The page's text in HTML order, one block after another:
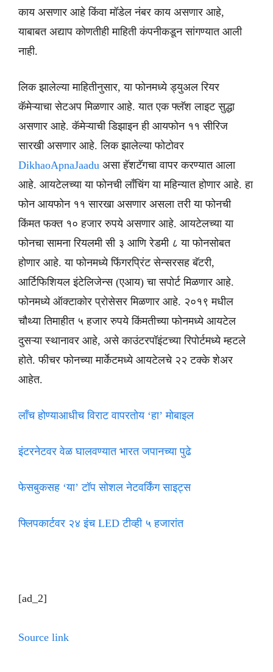
काय असणार आहे किंवा मॉडेल नंबर काय असणार आहे,
याबाबत अद्याप कोणतीही माहिती कंपनीकडून सांगण्यात आली
नाही.
लिक झालेल्या माहितीनुसार, या फोनमध्ये ड्युअल रियर
कॅमेऱ्याचा सेटअप मिळणार आहे. यात एक फ्लॅश लाइट सुद्धा
असणार आहे. कॅमेऱ्याची डिझाइन ही आयफोन ११ सीरिज
सारखी असणार आहे. लिक झालेल्या फोटोवर
DikhaoApnaJaadu असा हॅशटॅगचा वापर करण्यात आला
आहे. आयटेलच्या या फोनची लाँचिंग या महिन्यात होणार आहे. हा
फोन आयफोन ११ सारखा असणार असला तरी या फोनची
किंमत फक्त १० हजार रुपये असणार आहे. आयटेलच्या या
फोनचा सामना रियलमी सी ३ आणि रेडमी ८ या फोनसोबत
होणार आहे. या फोनमध्ये फिंगरप्रिंट सेन्सरसह बॅटरी,
आर्टिफिशियल इंटेलिजेन्स (एआय) चा सपोर्ट मिळणार आहे.
फोनमध्ये ऑक्टाकोर प्रोसेसर मिळणार आहे. २०१९ मधील
चौथ्या तिमाहीत ५ हजार रुपये किंमतीच्या फोनमध्ये आयटेल
दुसऱ्या स्थानावर आहे, असे काउंटरपॉइंटच्या रिपोर्टमध्ये म्हटले
होते. फीचर फोनच्या मार्केटमध्ये आयटेलचे २२ टक्के शेअर
आहेत.
लाँच होण्याआधीच विराट वापरतोय ‘हा’ मोबाइल
इंटरनेटवर वेळ घालवण्यात भारत जपानच्या पुढे
फेसबुकसह ‘या’ टॉप सोशल नेटवर्किंग साइट्स
फ्लिपकार्टवर २४ इंच LED टीव्ही ५ हजारांत
[ad_2]
Source link